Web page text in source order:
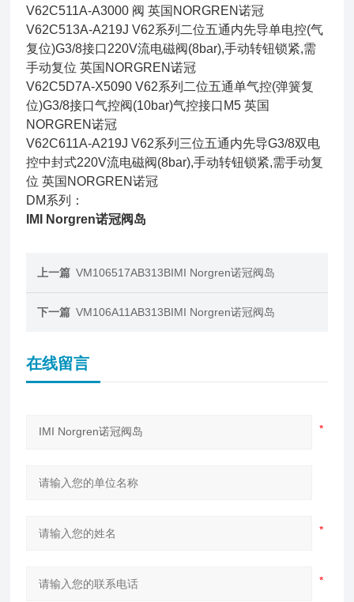
V62C511A-A3000 阀 英国NORGREN诺冠
V62C513A-A219J V62系列二位五通内先导单电控(气
复位)G3/8接口220V流电磁阀(8bar),手动转钮锁紧,需
手动复位 英国NORGREN诺冠
V62C5D7A-X5090 V62系列二位五通单气控(弹簧复
位)G3/8接口气控阀(10bar)气控接口M5 英国
NORGREN诺冠
V62C611A-A219J V62系列三位五通内先导G3/8双电
控中封式220V流电磁阀(8bar),手动转钮锁紧,需手动复
位 英国NORGREN诺冠
DM系列：
IMI Norgren诺冠阀岛
上一篇 VM106517AB313BIMI Norgren诺冠阀岛
下一篇 VM106A11AB313BIMI Norgren诺冠阀岛
在线留言